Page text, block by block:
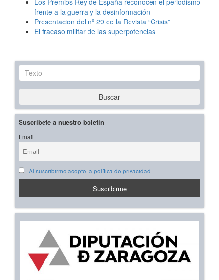
Los Premios Rey de España reconocen el periodismo
frente a la guerra y la desinformación
Presentacion del nº 29 de la Revista “Crisis”
El fracaso militar de las superpotencias
Texto
Buscar
Suscríbete a nuestro boletín
Email
Al suscribirme acepto la política de privacidad